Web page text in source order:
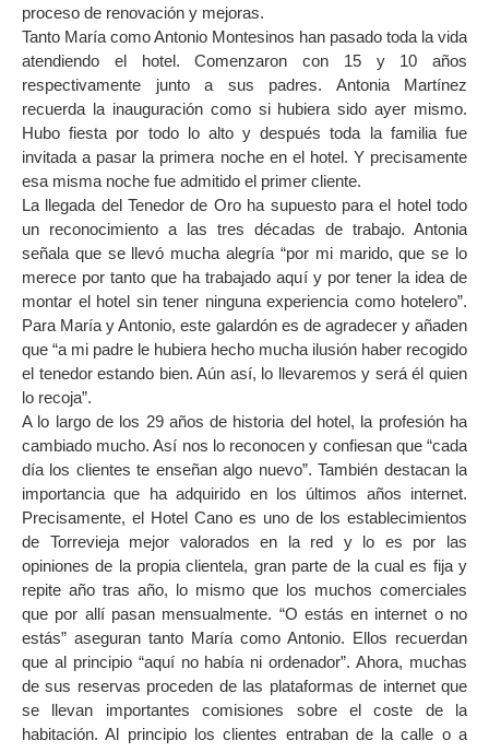
proceso de renovación y mejoras.
Tanto María como Antonio Montesinos han pasado toda la vida
atendiendo el hotel. Comenzaron con 15 y 10 años
respectivamente junto a sus padres. Antonia Martínez
recuerda la inauguración como si hubiera sido ayer mismo.
Hubo fiesta por todo lo alto y después toda la familia fue
invitada a pasar la primera noche en el hotel. Y precisamente
esa misma noche fue admitido el primer cliente.
La llegada del Tenedor de Oro ha supuesto para el hotel todo
un reconocimiento a las tres décadas de trabajo. Antonia
señala que se llevó mucha alegría “por mi marido, que se lo
merece por tanto que ha trabajado aquí y por tener la idea de
montar el hotel sin tener ninguna experiencia como hotelero”.
Para María y Antonio, este galardón es de agradecer y añaden
que “a mi padre le hubiera hecho mucha ilusión haber recogido
el tenedor estando bien. Aún así, lo llevaremos y será él quien
lo recoja”.
A lo largo de los 29 años de historia del hotel, la profesión ha
cambiado mucho. Así nos lo reconocen y confiesan que “cada
día los clientes te enseñan algo nuevo”. También destacan la
importancia que ha adquirido en los últimos años internet.
Precisamente, el Hotel Cano es uno de los establecimientos
de Torrevieja mejor valorados en la red y lo es por las
opiniones de la propia clientela, gran parte de la cual es fija y
repite año tras año, lo mismo que los muchos comerciales
que por allí pasan mensualmente. “O estás en internet o no
estás” aseguran tanto María como Antonio. Ellos recuerdan
que al principio “aquí no había ni ordenador”. Ahora, muchas
de sus reservas proceden de las plataformas de internet que
se llevan importantes comisiones sobre el coste de la
habitación. Al principio los clientes entraban de la calle o a